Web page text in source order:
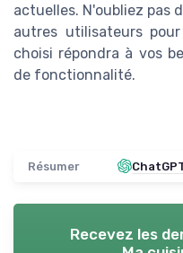
actuelles. N'oubliez pas
autres utilisateurs
choisi répondra à vos
de fonctionnalité.
Résumer
Recevez les